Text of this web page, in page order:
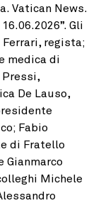
Vatican News.
Gli
regista;
medica di
Pressi,
De Lauso,
Fabio
di Fratello
Gianmarco
Michele